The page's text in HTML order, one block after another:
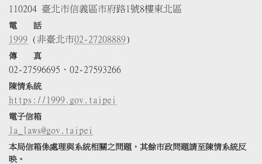
110204 臺北市信義區市府路1號8樓東北區
電 話
1999 (非臺北市02-27208889)
傳 真
02-27596695、02-27593266
陳情系統
https://1999.gov.taipei
電子信箱
la_laws@gov.taipei
本局信箱係處理與系統相關之問題，其餘市政問題請至陳情系統反
映。